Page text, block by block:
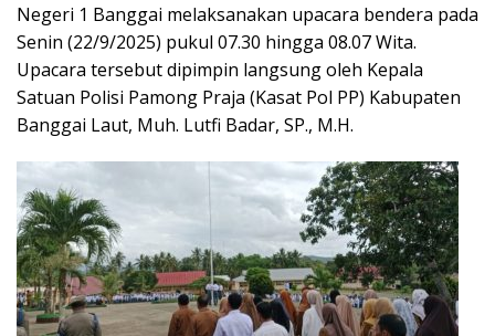
Negeri 1 Banggai melaksanakan upacara bendera pada
Senin (22/9/2025) pukul 07.30 hingga 08.07 Wita.
Upacara tersebut dipimpin langsung oleh Kepala
Satuan Polisi Pamong Praja (Kasat Pol PP) Kabupaten
Banggai Laut, Muh. Lutfi Badar, SP., M.H.